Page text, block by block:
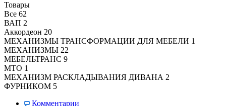
Товары
Все 62
ВАП 2
Аккордеон 20
МЕХАНИЗМЫ ТРАНСФОРМАЦИИ ДЛЯ МЕБЕЛИ 1
МЕХАНИЗМЫ 22
МЕБЕЛЬТРАНС 9
MTO 1
МЕХАНИЗМ РАСКЛАДЫВАНИЯ ДИВАНА 2
ФУРНИКОМ 5
Комментарии